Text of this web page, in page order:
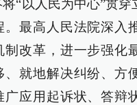
“以人民为中心”贯
。最高人民法院深入
制改革，进一步强化
、就地解决纠纷、方
广应用起诉状、答辩